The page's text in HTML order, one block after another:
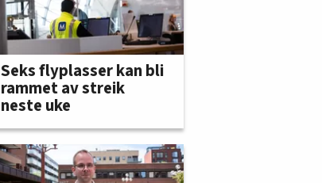
Seks flyplasser kan bli
rammet av streik
neste uke